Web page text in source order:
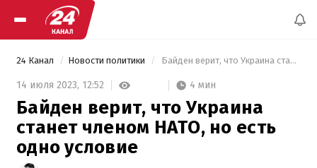
24 Канал Новости политики Байден верит, что Украина станет членом НАТО, но есть одно условие
14 июля 2023, 12:52 4 мин
Байден верит, что Украина
станет членом НАТО, но есть
одно условие